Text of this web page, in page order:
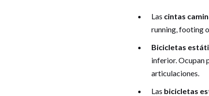
Las cintas
running, footing
Bicicletas
inferior. Ocupan
articulaciones.
Las bicicletas